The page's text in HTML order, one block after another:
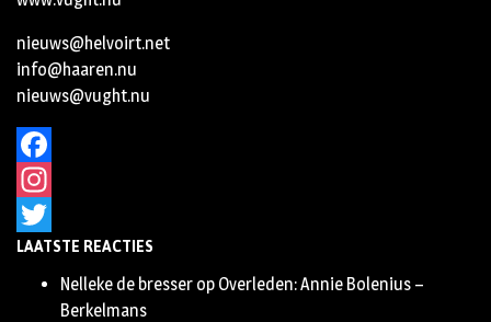
nieuws@helvoirt.net
info@haaren.nu
nieuws@vught.nu
Facebook
Instagram
Twitter
LAATSTE REACTIES
Nelleke de bresser op Overleden: Annie Bolenius –
Berkelmans